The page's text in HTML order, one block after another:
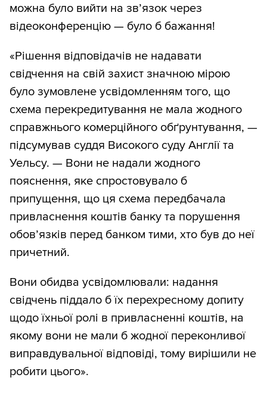
можна було вийти на зв’язок через
відеоконференцію — було б бажання!
«Рішення відповідачів не надавати
свідчення на свій захист значною мірою
було зумовлене усвідомленням того, що
схема перекредитування не мала жодного
справжнього комерційного обґрунтування, —
підсумував суддя Високого суду Англії та
Уельсу. — Вони не надали жодного
пояснення, яке спростовувало б
припущення, що ця схема передбачала
привласнення коштів банку та порушення
обов’язків перед банком тими, хто був до неї
причетний.
Вони обидва усвідомлювали: надання
свідчень піддало б їх перехресному допиту
щодо їхньої ролі в привласненні коштів, на
якому вони не мали б жодної переконливої
виправдувальної відповіді, тому вирішили не
робити цього».